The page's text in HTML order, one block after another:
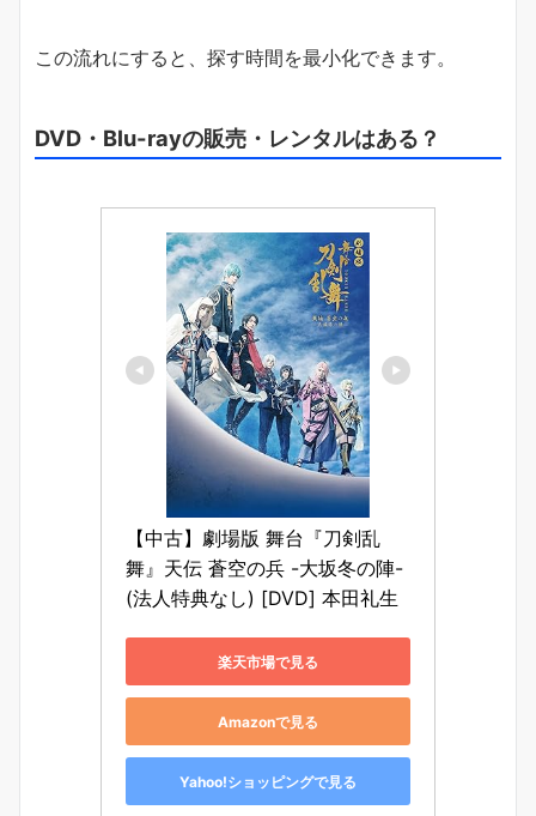
この流れにすると、探す時間を最小化できます。
DVD・Blu-rayの販売・レンタルはある？
【中古】劇場版 舞台『刀剣乱
舞』天伝 蒼空の兵 -大坂冬の陣-
(法人特典なし) [DVD] 本田礼生
楽天市場で見る
Amazonで見る
Yahoo!ショッピングで見る